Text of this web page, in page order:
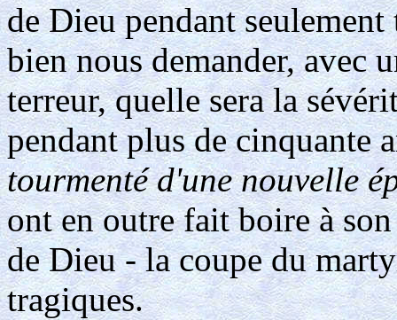
de Dieu pendant
bien nous demander, avec
terreur, quelle sera la
pendant plus de cinquante
tourmenté d'une nouvelle
ont en outre fait boire à
de Dieu - la coupe du
tragiques.